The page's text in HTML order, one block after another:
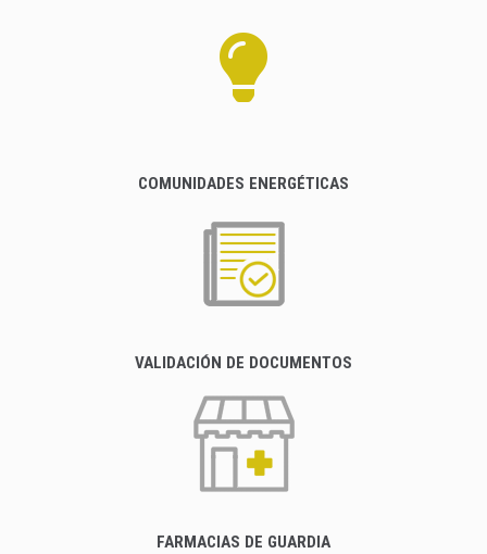
COMUNIDADES ENERGÉTICAS
VALIDACIÓN DE DOCUMENTOS
FARMACIAS DE GUARDIA